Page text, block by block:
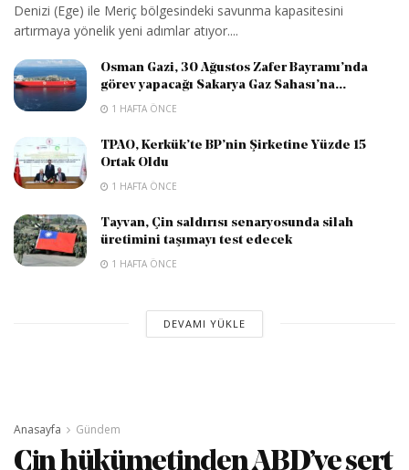
Denizi (Ege) ile Meriç bölgesindeki savunma kapasitesini
artırmaya yönelik yeni adımlar atıyor....
Osman Gazi, 30 Ağustos Zafer Bayramı’nda
görev yapacağı Sakarya Gaz Sahası’na...
1 HAFTA ÖNCE
TPAO, Kerkük’te BP’nin Şirketine Yüzde 15
Ortak Oldu
1 HAFTA ÖNCE
Tayvan, Çin saldırısı senaryosunda silah
üretimini taşımayı test edecek
1 HAFTA ÖNCE
DEVAMI YÜKLE
Anasayfa Gündem
Çin hükümetinden ABD’ye sert